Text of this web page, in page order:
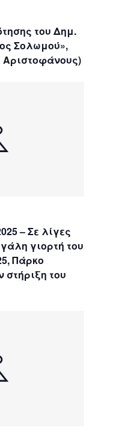
του Δημ.
Σολωμού»,
Αριστοφάνους)
– Σε λίγες
γιορτή του
Πάρκο
στήριξη του